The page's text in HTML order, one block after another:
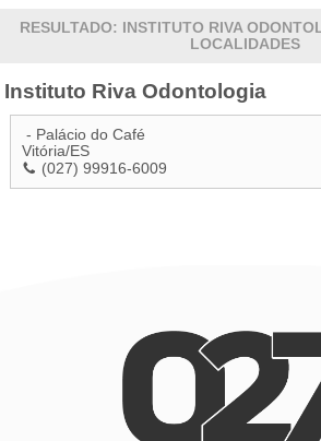
RESULTADO: INSTITUTO RIVA
LOCALIDADES
Instituto Riva Odontologia
- Palácio do Café
Vitória/ES
(027) 99916-6009